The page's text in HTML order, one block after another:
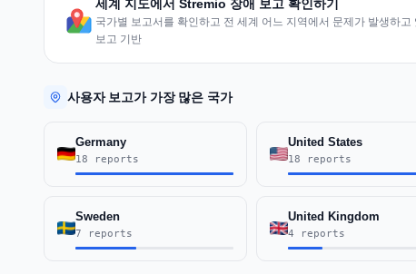
세계 지도에서 Stremio 장애 보고 확인하기
국가별 보고서를 확인하고 전 세계 어느 지역에서 문제가 발생하
보고 기반
사용자 보고가 가장 많은 국가
Germany
18 reports
United States
18 reports
Sweden
7 reports
United Kingdom
4 reports